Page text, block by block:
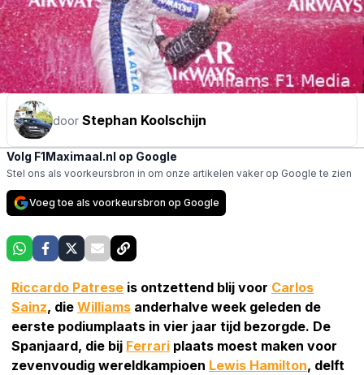
door Stephan Koolschijn
Volg F1Maximaal.nl op Google
Stel ons als voorkeursbron in om onze artikelen vaker op Google te zien
Voeg toe als voorkeursbron op Google
Riccardo Patrese is ontzettend blij voor Carlos
Sainz, die Williams anderhalve week geleden de
eerste podiumplaats in vier jaar tijd bezorgde. De
Spanjaard, die bij Ferrari plaats moest maken voor
zevenvoudig wereldkampioen Lewis Hamilton, delft